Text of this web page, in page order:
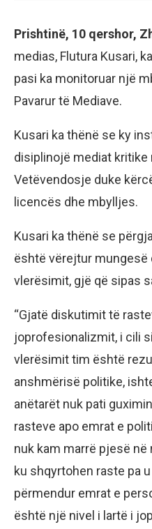
Prishtinë, 10 qershor,
medias, Flutura Kusari,
pasi ka monitoruar një
Pavarur të Mediave.
Kusari ka thënë se ky
disiplinojë mediat kritike
Vetëvendosje duke
licencës dhe mbylljes.
Kusari ka thënë se
është vërejtur
vlerësimit, gjë që sipas
“Gjatë diskutimit të
joprofesionalizmit, i cili
vlerësimit tim është
anshmërisë politike,
anëtarët nuk pati
rasteve apo emrat e
nuk kam marrë pjesë
ku shqyrtohen raste pa
përmendur emrat e
është një nivel i lartë i